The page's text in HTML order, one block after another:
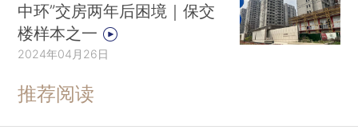
中环”交房两年后困境｜保交
楼样本之一
2024年04月26日
推荐阅读